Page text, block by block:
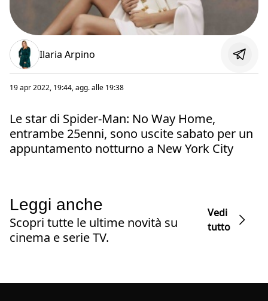
Ilaria Arpino
19 apr 2022, 19:44, agg. alle 19:38
Le star di Spider-Man: No Way Home,
entrambe 25enni, sono uscite sabato per un
appuntamento notturno a New York City
Leggi anche
Scopri tutte le ultime novità su
cinema e serie TV.
Vedi
tutto